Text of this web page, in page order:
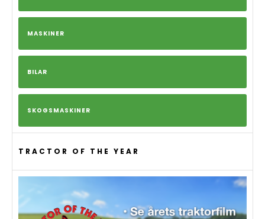
MASKINER
BILAR
SKOGSMASKINER
TRACTOR OF THE YEAR